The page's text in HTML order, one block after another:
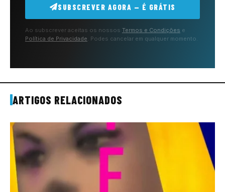
SUBSCREVER AGORA — É GRÁTIS
Ao subscrever aceitas os nossos Termos e Condições e
Política de Privacidade . Podes cancelar em qualquer momento.
ARTIGOS RELACIONADOS